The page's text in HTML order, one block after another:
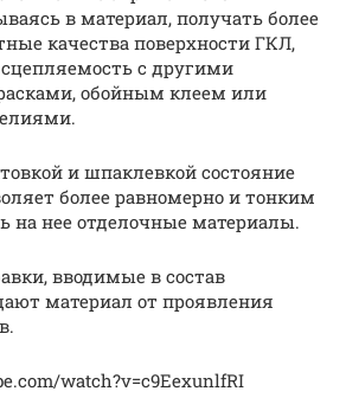
в материал, получать более
качества поверхности ГКЛ,
с другими
обойным клеем или
и шпаклевкой состояние
более равномерно и тонким
на нее отделочные материалы.
вводимые в состав
материал от проявления
watch?v=c9EexunlfRI